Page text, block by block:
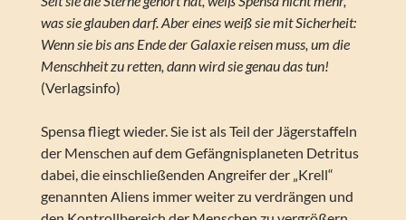
was sie glauben darf. Aber eines weiß sie mit Sicherheit:
Wenn sie bis ans Ende der Galaxie reisen muss, um die
Menschheit zu retten, dann wird sie genau das tun!
(Verlagsinfo)
Spensa fliegt wieder. Sie ist als Teil der Jägerstaffeln
der Menschen auf dem Gefängnisplaneten Detritus
dabei, die einschließenden Angreifer der „Krell“
genannten Aliens immer weiter zu verdrängen und